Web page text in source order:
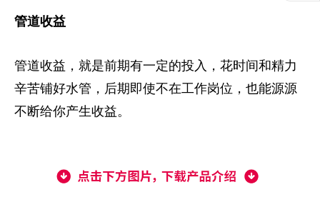
管道收益
管道收益，就是前期有一定的投入，花时间和精力
辛苦铺好水管，后期即使不在工作岗位，也能源源
不断给你产生收益。